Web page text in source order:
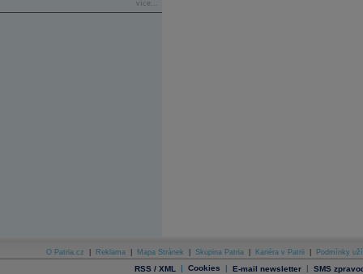
více...
O Patria.cz Reklama Mapa Stránek Skupina Patria Kariéra v Patrii Podmínky
RSS / XML | Cookies | E-mail newsletter | SMS